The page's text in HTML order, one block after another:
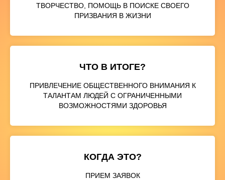
ТВОРЧЕСТВО, ПОМОЩЬ В ПОИСКЕ СВОЕГО
ПРИЗВАНИЯ В ЖИЗНИ
ЧТО В ИТОГЕ?
ПРИВЛЕЧЕНИЕ ОБЩЕСТВЕННОГО ВНИМАНИЯ К
ТАЛАНТАМ ЛЮДЕЙ С ОГРАНИЧЕННЫМИ
ВОЗМОЖНОСТЯМИ ЗДОРОВЬЯ
КОГДА ЭТО?
ПРИЕМ ЗАЯВОК